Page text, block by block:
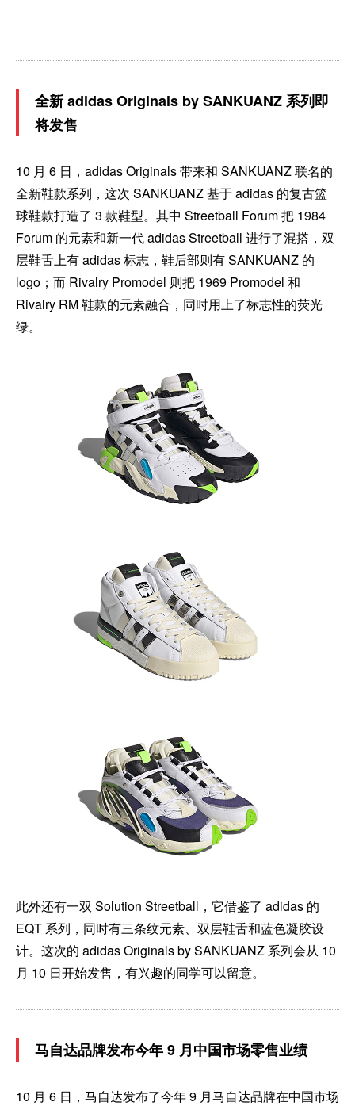
全新 adidas Originals by SANKUANZ 系列即
将发售
10 月 6 日，adidas Originals 带来和 SANKUANZ 联名的
全新鞋款系列，这次 SANKUANZ 基于 adidas 的复古篮
球鞋款打造了 3 款鞋型。其中 Streetball Forum 把 1984
Forum 的元素和新一代 adidas Streetball 进行了混搭，双
层鞋舌上有 adidas 标志，鞋后部则有 SANKUANZ 的
logo；而 Rivalry Promodel 则把 1969 Promodel 和
Rivalry RM 鞋款的元素融合，同时用上了标志性的荧光
绿。
此外还有一双 Solution Streetball，它借鉴了 adidas 的
EQT 系列，同时有三条纹元素、双层鞋舌和蓝色凝胶设
计。这次的 adidas Originals by SANKUANZ 系列会从 10
月 10 日开始发售，有兴趣的同学可以留意。
马自达品牌发布今年 9 月中国市场零售业绩
10 月 6 日，马自达发布了今年 9 月马自达品牌在中国市场